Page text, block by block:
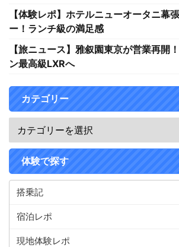
【体験レポ】ホテルニューオータニ幕
ー！ランチ級の満足感
【旅ニュース】雅叙園東京が営業再開
ン最高級LXRへ
カテゴリー
体験で探す
搭乗記
宿泊レポ
現地体験レポ